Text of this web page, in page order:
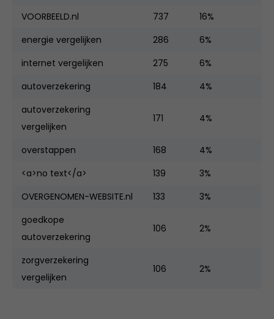
VOORBEELD.nl
737
16%
energie vergelijken
286
6%
internet vergelijken
275
6%
autoverzekering
184
4%
autoverzekering
vergelijken
171 4%
overstappen 168
4%
<a>no text</a>
139
3%
OVERGENOMEN-WEBSITE.nl
133
3%
goedkope
autoverzekering
106 2%
zorgverzekering
vergelijken
106 2%